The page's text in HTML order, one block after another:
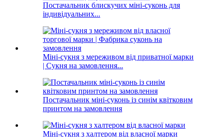
Постачальник блискучих міні-суконь для
індивідуальних...
Міні-сукня з мереживом від приватної марки
| Сукня на замовлення...
Постачальник міні-суконь із синім квітковим
принтом на замовлення
Міні-сукня з халтером від власної марки